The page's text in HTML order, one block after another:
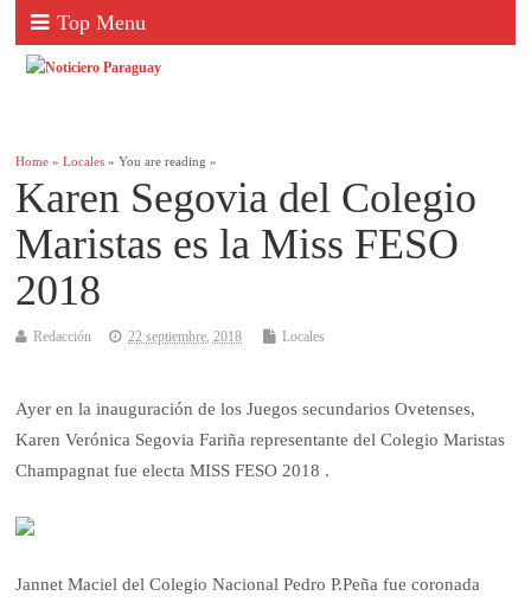
Top Menu
Home »Locales » You are reading »
Karen Segovia del Colegio
Maristas es la Miss FESO
2018
Redacción 22 septiembre, 2018 Locales
Ayer en la inauguración de los Juegos secundarios Ovetenses,
Karen Verónica Segovia Fariña representante del Colegio Maristas
Champagnat fue electa MISS FESO 2018 .
Jannet Maciel del Colegio Nacional Pedro P.Peña fue coronada